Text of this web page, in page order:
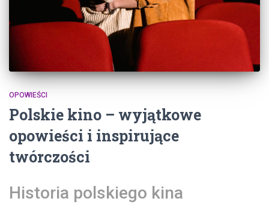
OPOWIEŚCI
Polskie kino – wyjątkowe
opowieści i inspirujące
twórczości
Historia polskiego kina